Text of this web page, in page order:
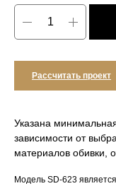
Рассчитать проект
Указана
зависимости от
материалов обивки,
Модель SD-623